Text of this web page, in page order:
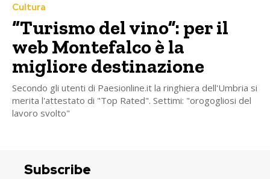
Cultura
“Turismo del vino”: per il
web Montefalco è la
migliore destinazione
Secondo gli utenti di Paesionline.it la ringhiera dell'Umbria si
merita l'attestato di "Top Rated". Settimi: "orogogliosi del
lavoro svolto"
Subscribe